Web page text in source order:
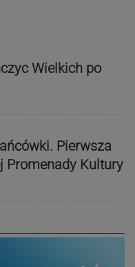
Wielkich po
Pierwsza
Promenady Kultury